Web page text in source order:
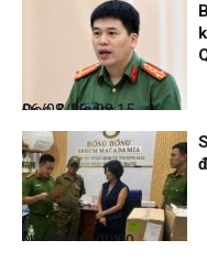
Đọc & Ngẫm
06/08/26, 08:15
Nhịp sống 24h
06/08/26, 00:00